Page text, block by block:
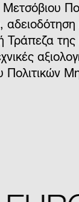
Τράπεζα
Πολιτικών